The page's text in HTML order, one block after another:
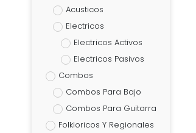
Acusticos
Electricos
Electricos Activos
Electricos Pasivos
Combos
Combos Para Bajo
Combos Para Guitarra
Folkloricos Y Regionales